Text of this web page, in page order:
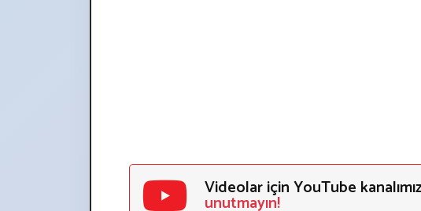
Videolar için YouTube
unutmayın!